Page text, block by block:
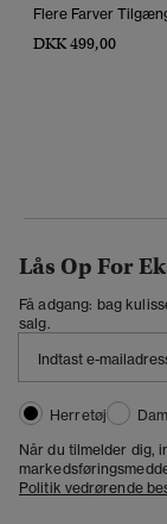
Flere Farver
DKK 499,00
Lås Op For
Få adgang: bag
salg.
Herretøj
Når du tilmelder dig,
Politik vedrørende